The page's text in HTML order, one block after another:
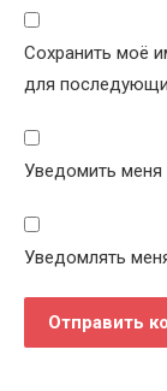
Сохранить моё
для
Уведомить меня
Уведомлять